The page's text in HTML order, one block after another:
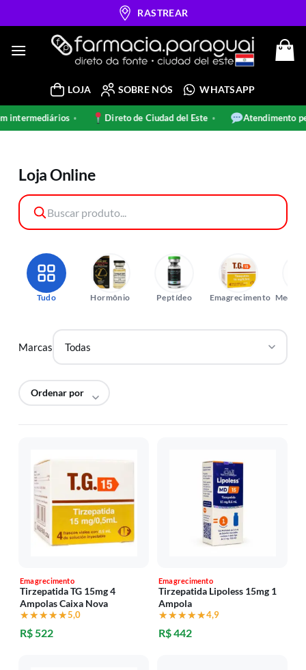
to
RASTREAR
LOJA SOBRE NÓS WHATSAPP
intermediários • Direto de Ciudad del Este • Atendimento
Loja Online
Tudo Hormônio Peptídeo Emagrecimento
Marcas
Emagrecimento
Tirzepatida TG 15mg 4
Ampolas Caixa Nova
★★★★★
★★★★★5,0
R$ 522
Emagrecimento
Tirzepatida Lipoless 15mg 1
Ampola
★★★★★
★★★★★4,9
R$ 442